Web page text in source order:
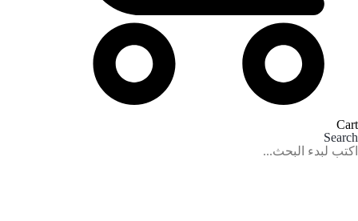
Cart
Search